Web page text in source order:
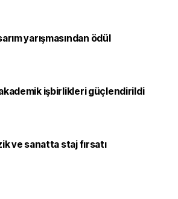
yarışmasından ödül
işbirlikleri güçlendirildi
ve sanatta staj fırsatı